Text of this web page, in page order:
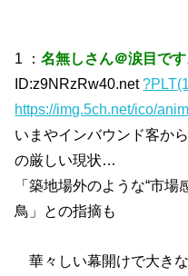
1 ：名無しさん＠涙目です
ID:z9NRzRw40.net
https://img.5ch.net/ico/
いまやインバウンド客か
の厳しい現状…
「築地場外のような“市
鳥」との指摘も
華々しい幕開けで大き